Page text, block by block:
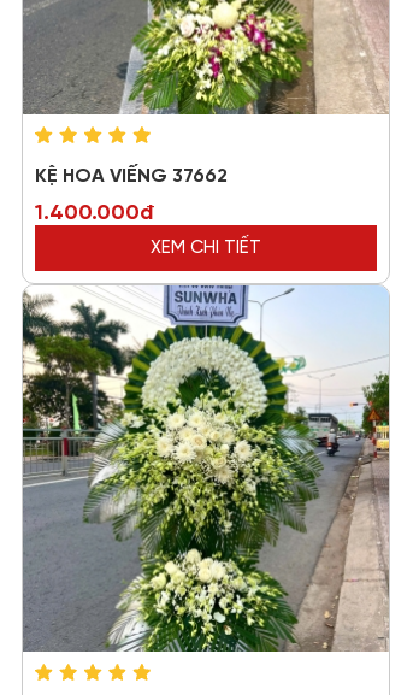
KỆ HOA VIẾNG 37662
1.400.000đ
XEM CHI TIẾT